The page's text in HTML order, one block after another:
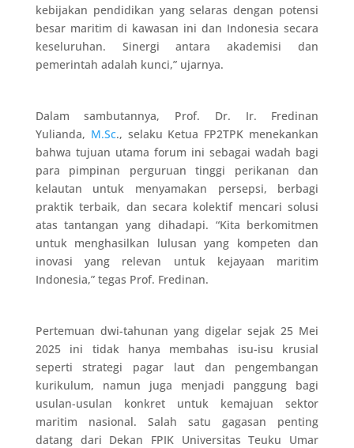
kebijakan pendidikan yang selaras dengan potensi
besar maritim di kawasan ini dan Indonesia secara
keseluruhan. Sinergi antara akademisi dan
pemerintah adalah kunci,” ujarnya.
Dalam sambutannya, Prof. Dr. Ir. Fredinan
Yulianda, M.Sc., selaku Ketua FP2TPK menekankan
bahwa tujuan utama forum ini sebagai wadah bagi
para pimpinan perguruan tinggi perikanan dan
kelautan untuk menyamakan persepsi, berbagi
praktik terbaik, dan secara kolektif mencari solusi
atas tantangan yang dihadapi. “Kita berkomitmen
untuk menghasilkan lulusan yang kompeten dan
inovasi yang relevan untuk kejayaan maritim
Indonesia,” tegas Prof. Fredinan.
Pertemuan dwi-tahunan yang digelar sejak 25 Mei
2025 ini tidak hanya membahas isu-isu krusial
seperti strategi pagar laut dan pengembangan
kurikulum, namun juga menjadi panggung bagi
usulan-usulan konkret untuk kemajuan sektor
maritim nasional. Salah satu gagasan penting
datang dari Dekan FPIK Universitas Teuku Umar